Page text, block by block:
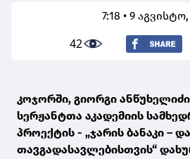
7:18 • 9
42
კოჯორში, გიორგი
სერჟანტთა აკადემიის
პროექტის - „ჯარის ბანაკი –
თავგადასავლებისთვის“